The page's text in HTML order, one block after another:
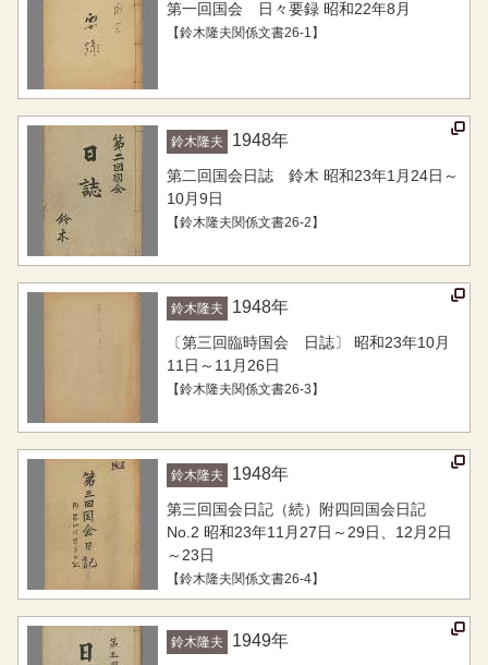
第一回国会 日々要録 昭和22年8月
【鈴木隆夫関係文書26-1】
鈴木隆夫 1948年
第二回国会日誌 鈴木 昭和23年1月24日～
10月9日
【鈴木隆夫関係文書26-2】
鈴木隆夫 1948年
〔第三回臨時国会 日誌〕 昭和23年10月
11日～11月26日
【鈴木隆夫関係文書26-3】
鈴木隆夫 1948年
第三回国会日記（続）附四回国会日記
No.2 昭和23年11月27日～29日、12月2日
～23日
【鈴木隆夫関係文書26-4】
鈴木隆夫 1949年